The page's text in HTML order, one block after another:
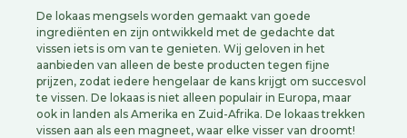
De lokaas mengsels worden gemaakt van goede
ingrediënten en zijn ontwikkeld met de gedachte dat
vissen iets is om van te genieten. Wij geloven in het
aanbieden van alleen de beste producten tegen fijne
prijzen, zodat iedere hengelaar de kans krijgt om succesvol
te vissen. De lokaas is niet alleen populair in Europa, maar
ook in landen als Amerika en Zuid-Afrika. De lokaas trekken
vissen aan als een magneet, waar elke visser van droomt!